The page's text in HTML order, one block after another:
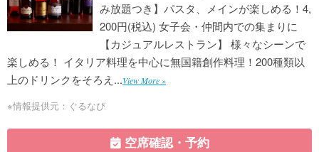
み放題つき】パスタ、メインが楽しめる！4,
200円(税込) 女子会・仲間内での集まりに
【カジュアルレストラン】 様々なシーンで
楽しめる！ イタリア料理を中心に無国籍創作料理！200種類以
上のドリンクをそろえ...View More »
※情報提供元：ぐるなび
空席確認・予約